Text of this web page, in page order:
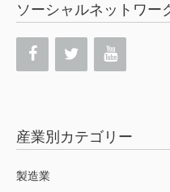
ソーシャルネットワー
産業別カテゴリー
製造業